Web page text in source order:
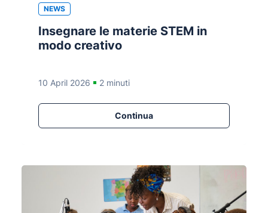
NEWS
Insegnare le materie STEM in
modo creativo
10 April 2026 2 minuti
Continua